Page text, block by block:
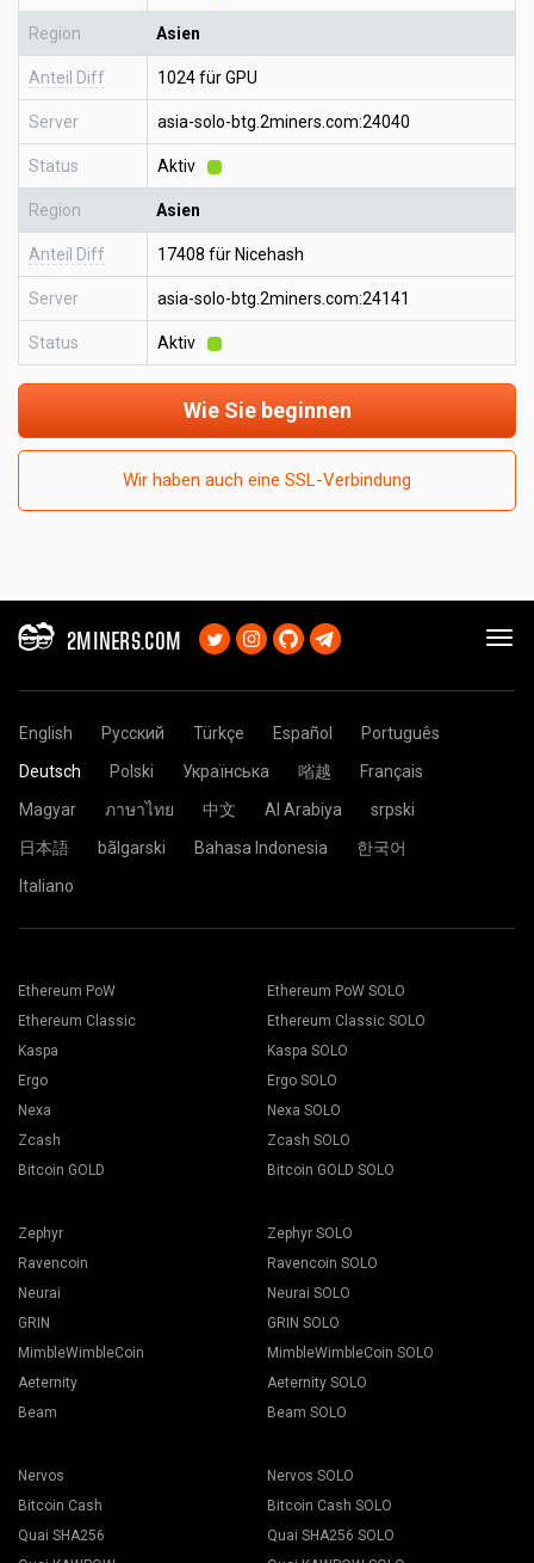
Region Asien
Anteil Diff 1024 für GPU
Server asia-solo-btg.2miners.com:24040
Status Aktiv
Region Asien
Anteil Diff 17408 für Nicehash
Server asia-solo-btg.2miners.com:24141
Status Aktiv
Wie Sie beginnen
Wir haben auch eine SSL-Verbindung
2MINERS.COM
English Русский Türkçe Español
Português
Deutsch
Polski Українська 㗂越
Français
Magyar
ภาษาไทย 中文 Al Arabiya
srpski
日本語
bãlgarski Bahasa Indonesia
한국어
Italiano
Ethereum PoW
Ethereum Classic
Kaspa
Ergo
Nexa
Zcash
Bitcoin GOLD
Ethereum PoW SOLO
Ethereum Classic SOLO
Kaspa SOLO
Ergo SOLO
Nexa SOLO
Zcash SOLO
Bitcoin GOLD SOLO
Zephyr
Ravencoin
Neurai
GRIN
MimbleWimbleCoin
Aeternity
Beam
Zephyr SOLO
Ravencoin SOLO
Neurai SOLO
GRIN SOLO
MimbleWimbleCoin SOLO
Aeternity SOLO
Beam SOLO
Nervos
Bitcoin Cash
Quai SHA256
Nervos SOLO
Bitcoin Cash SOLO
Quai SHA256 SOLO